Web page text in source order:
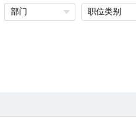
部门 职位类别